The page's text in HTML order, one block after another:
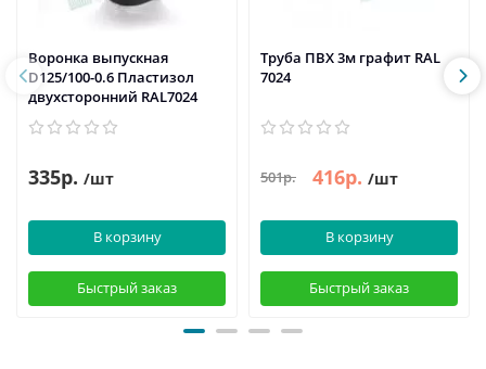
Воронка выпускная
D125/100-0.6 Пластизол
двухсторонний RAL7024
335р. /шт
В корзину
Быстрый заказ
Труба ПВХ 3м графит RAL
7024
501р. 416р. /шт
В корзину
Быстрый заказ